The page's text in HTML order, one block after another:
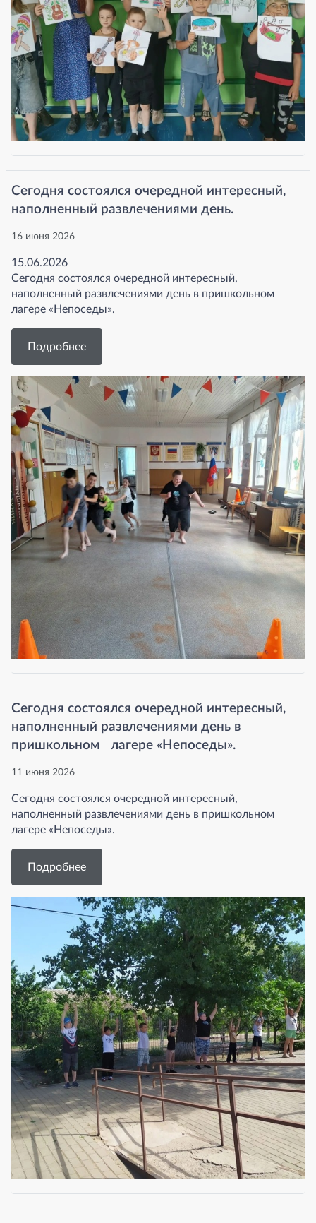
Сегодня состоялся очередной интересный,
наполненный развлечениями день.
16 июня 2026
15.06.2026
Сегодня состоялся очередной интересный,
наполненный развлечениями день в пришкольном
лагере «Непоседы».
Подробнее
Сегодня состоялся очередной интересный,
наполненный развлечениями день в
пришкольном лагере «Непоседы».
11 июня 2026
Сегодня состоялся очередной интересный,
наполненный развлечениями день в пришкольном
лагере «Непоседы».
Подробнее